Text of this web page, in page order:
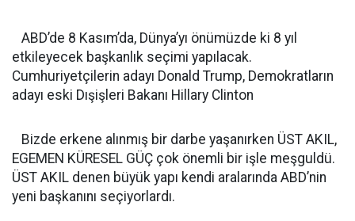
ABD’de 8 Kasım’da, Dünya’yı önümüzde ki 8 yıl
etkileyecek başkanlık seçimi yapılacak.
Cumhuriyetçilerin adayı Donald Trump, Demokratların
adayı eski Dışişleri Bakanı Hillary Clinton
Bizde erkene alınmış bir darbe yaşanırken ÜST AKIL,
EGEMEN KÜRESEL GÜÇ çok önemli bir işle meşguldü.
ÜST AKIL denen büyük yapı kendi aralarında ABD’nin
yeni başkanını seçiyorlardı.